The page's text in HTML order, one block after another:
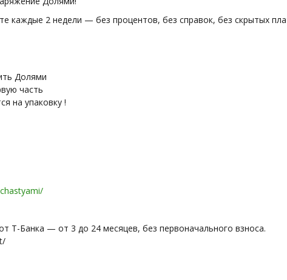
каждые 2 недели — без процентов, без справок, без скрытых
Долями
часть
на упаковку !
Т-Банка — от 3 до 24 месяцев, без первоначального взноса.